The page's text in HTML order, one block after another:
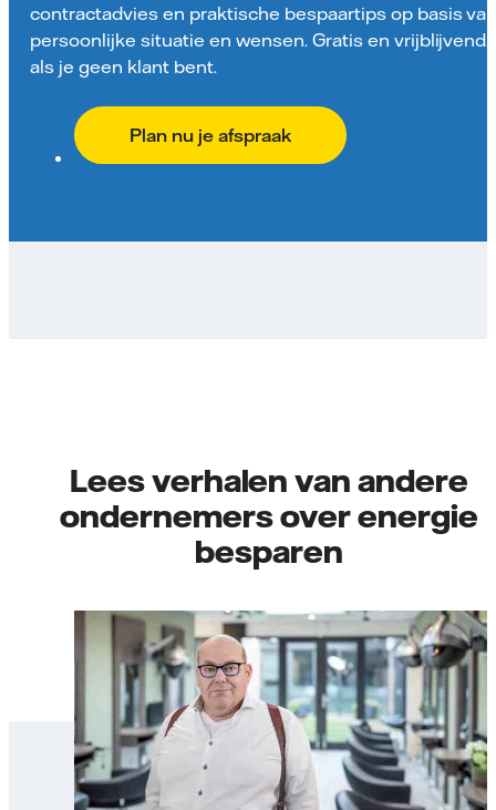
contractadvies en praktische bespaartips op basis
persoonlijke situatie en wensen. Gratis en vrijblijvend,
als je geen klant bent.
Plan nu je afspraak
Lees verhalen van andere
ondernemers over energie
besparen